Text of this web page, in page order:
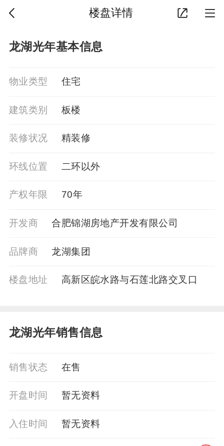
楼盘详情
龙湖光年基本信息
物业类型 住宅
建筑类别 板楼
装修状况 精装修
环线位置 二环以外
产权年限 70年
开发商 合肥锦湖房地产开发有限公司
品牌商 龙湖集团
楼盘地址 高新区皖水路与石莲北路交叉口
龙湖光年销售信息
销售状态 在售
开盘时间 暂无资料
入住时间 暂无资料